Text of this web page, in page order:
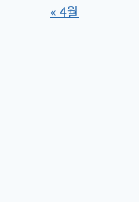
« 4월